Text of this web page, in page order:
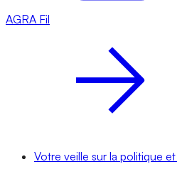
AGRA Fil
Votre veille sur la politique